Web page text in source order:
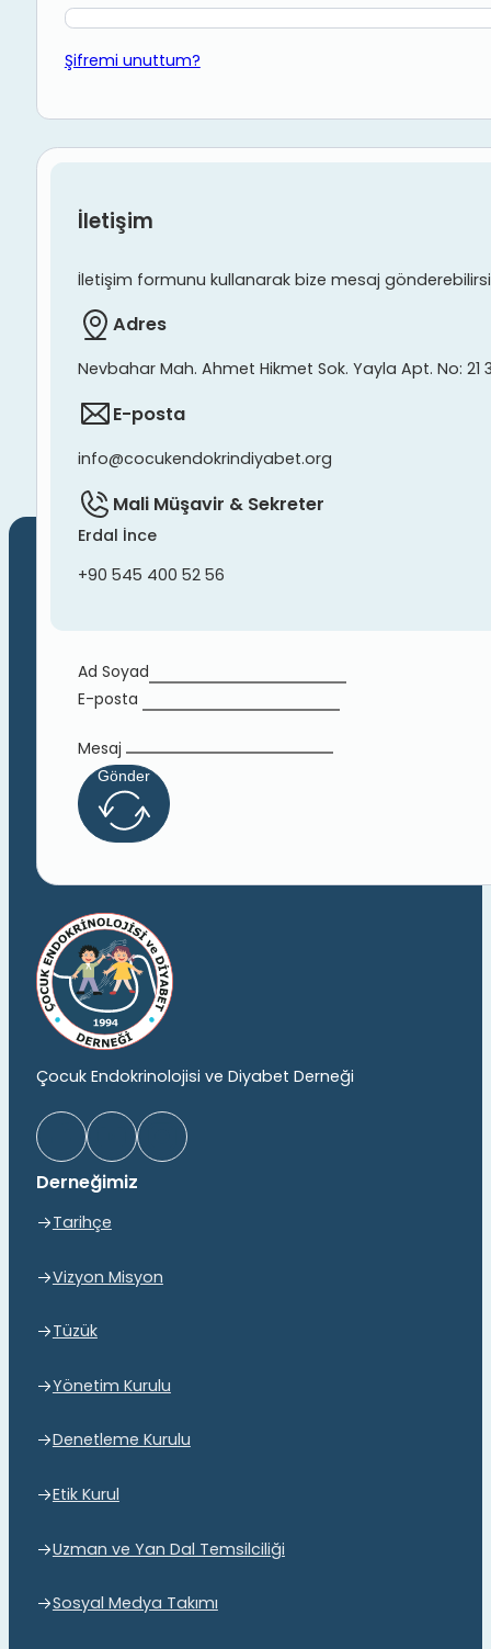
Şifremi unuttum?
İletişim
İletişim formunu kullanarak bize mesaj
Adres
Nevbahar Mah. Ahmet Hikmet Sok. Yayla Apt. No: 21
E-posta
info@cocukendokrindiyabet.org
Mali Müşavir & Sekreter
Erdal İnce
+90 545 400 52 56
Ad Soyad
E-posta
Mesaj
Gönder
Çocuk Endokrinolojisi ve Diyabet Derneği
Derneğimiz
Tarihçe
Vizyon Misyon
Tüzük
Yönetim Kurulu
Denetleme Kurulu
Etik Kurul
Uzman ve Yan Dal Temsilciliği
Sosyal Medya Takımı